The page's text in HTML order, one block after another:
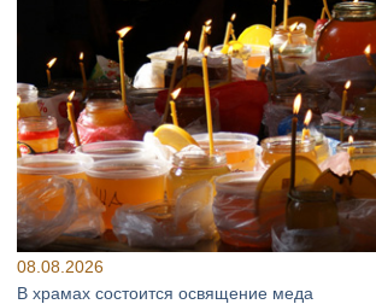
08.08.2026
В храмах состоится освящение меда